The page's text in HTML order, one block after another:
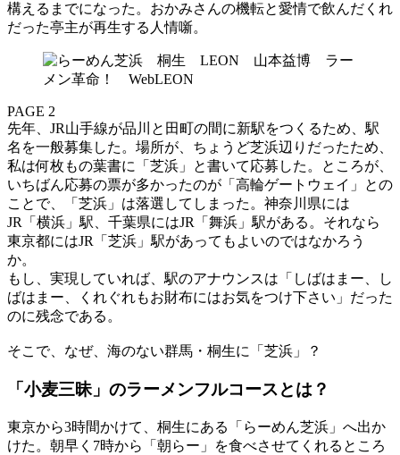
構えるまでになった。おかみさんの機転と愛情で飲んだくれ
だった亭主が再生する人情噺。
PAGE 2
先年、JR山手線が品川と田町の間に新駅をつくるため、駅
名を一般募集した。場所が、ちょうど芝浜辺りだったため、
私は何枚もの葉書に「芝浜」と書いて応募した。ところが、
いちばん応募の票が多かったのが「高輪ゲートウェイ」との
ことで、「芝浜」は落選してしまった。神奈川県には
JR「横浜」駅、千葉県にはJR「舞浜」駅がある。それなら
東京都にはJR「芝浜」駅があってもよいのではなかろう
か。
もし、実現していれば、駅のアナウンスは「しばはまー、し
ばはまー、くれぐれもお財布にはお気をつけ下さい」だった
のに残念である。
そこで、なぜ、海のない群馬・桐生に「芝浜」？
「小麦三昧」のラーメンフルコースとは？
東京から3時間かけて、桐生にある「らーめん芝浜」へ出か
けた。朝早く7時から「朝らー」を食べさせてくれるところ